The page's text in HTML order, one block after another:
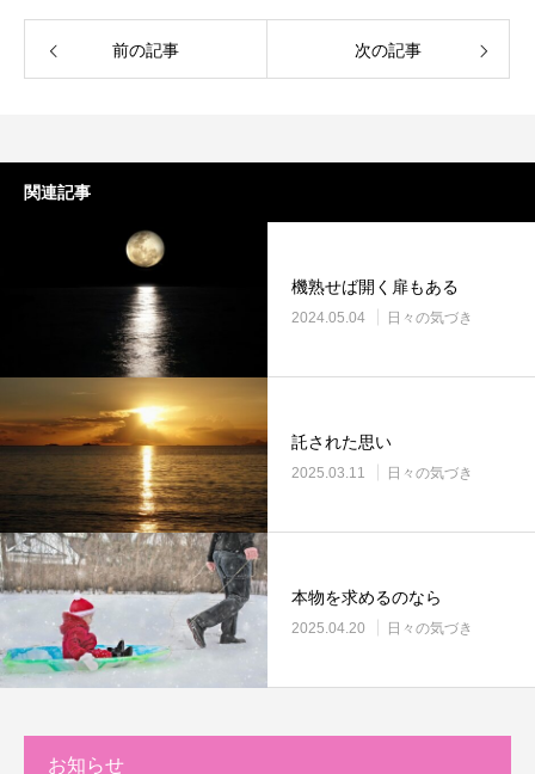
前の記事 次の記事
関連記事
機熟せば開く扉もある
2024.05.04 日々の気づき
託された思い
2025.03.11 日々の気づき
本物を求めるのなら
2025.04.20 日々の気づき
お知らせ